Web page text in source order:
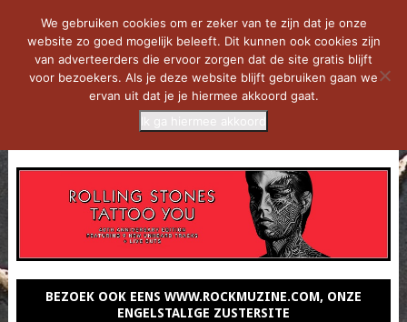
BEZOEK OOK EENS WWW.ROCKMUZINE.COM, ONZE
ENGELSTALIGE ZUSTERSITE
We gebruiken cookies om er zeker van te zijn dat je onze
website zo goed mogelijk beleeft. Dit kunnen ook cookies zijn
van adverteerders die ervoor zorgen dat de site gratis blijft
voor bezoekers. Als je deze website blijft gebruiken gaan we
ervan uit dat je je hiermee akkoord gaat.
Ik ga hiermee akkoord